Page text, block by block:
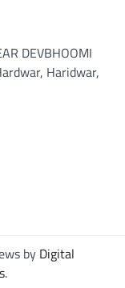
DEVBHOOMI
Haridwar,
by Digital
.